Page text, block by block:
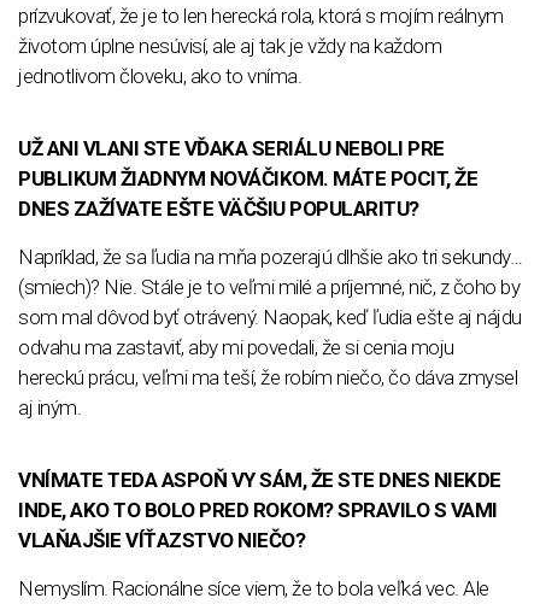
prízvukovať, že je to len herecká rola, ktorá s mojím reálnym
životom úplne nesúvisí, ale aj tak je vždy na každom
jednotlivom človeku, ako to vníma.
UŽ ANI VLANI STE VĎAKA SERIÁLU NEBOLI PRE
PUBLIKUM ŽIADNYM NOVÁČIKOM. MÁTE POCIT, ŽE
DNES ZAŽÍVATE EŠTE VÄČŠIU POPULARITU?
Napríklad, že sa ľudia na mňa pozerajú dlhšie ako tri sekundy…
(smiech)? Nie. Stále je to veľmi milé a príjemné, nič, z čoho by
som mal dôvod byť otrávený. Naopak, keď ľudia ešte aj nájdu
odvahu ma zastaviť, aby mi povedali, že si cenia moju
hereckú prácu, veľmi ma teší, že robím niečo, čo dáva zmysel
aj iným.
VNÍMATE TEDA ASPOŇ VY SÁM, ŽE STE DNES NIEKDE
INDE, AKO TO BOLO PRED ROKOM? SPRAVILO S VAMI
VLAŇAJŠIE VÍŤAZSTVO NIEČO?
Nemyslím. Racionálne síce viem, že to bola veľká vec. Ale